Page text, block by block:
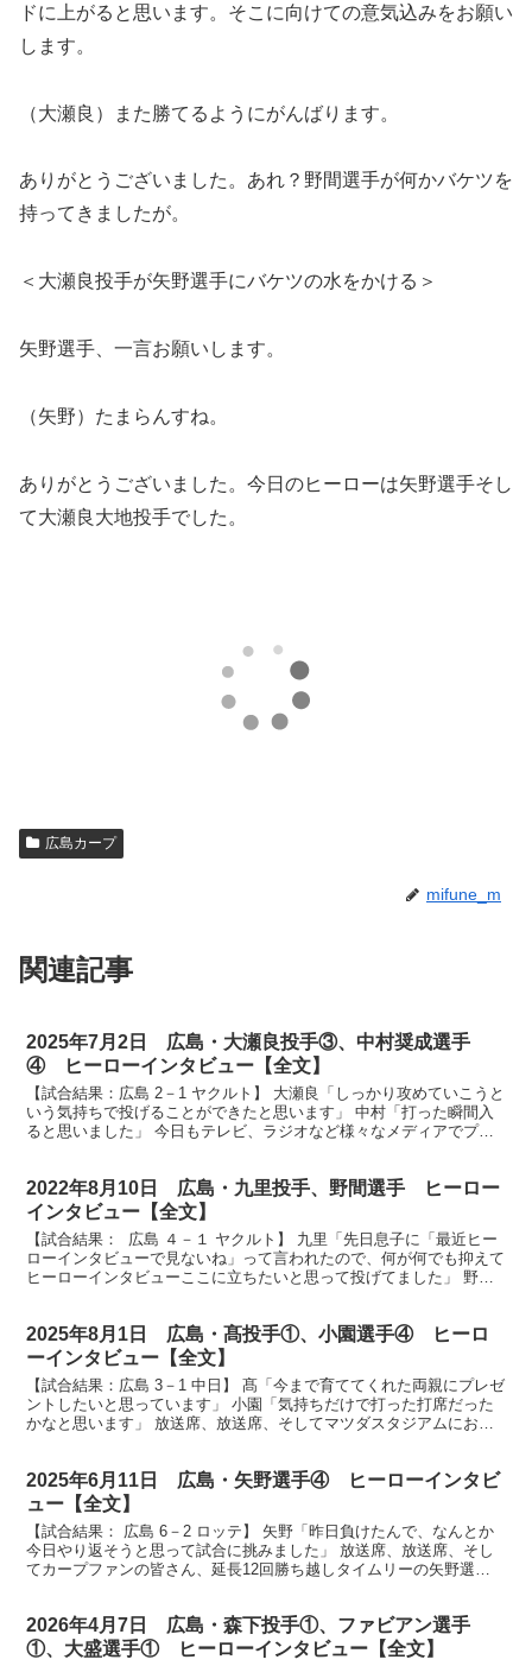
ドに上がると思います。そこに向けての意気込みをお願い
します。
（大瀬良）また勝てるようにがんばります。
ありがとうございました。あれ？野間選手が何かバケツを
持ってきましたが。
＜大瀬良投手が矢野選手にバケツの水をかける＞
矢野選手、一言お願いします。
（矢野）たまらんすね。
ありがとうございました。今日のヒーローは矢野選手そし
て大瀬良大地投手でした。
広島カープ
mifune_m
関連記事
2025年7月2日 広島・大瀬良投手③、中村奨成選手
④ ヒーローインタビュー【全文】
【試合結果：広島 2－1 ヤクルト】 大瀬良「しっかり攻めていこうと
いう気持ちで投げることができたと思います」 中村「打った瞬間入
ると思いました」 今日もテレビ、ラジオなど様々なメディアでプロ
2022年8月10日 広島・九里投手、野間選手 ヒーロー
インタビュー【全文】
【試合結果： 広島 ４－１ ヤクルト】 九里「先日息子に「最近ヒー
ローインタビューで見ないね」って言われたので、何が何でも抑えて
ヒーローインタビューここに立ちたいと思って投げてました」 野間
2025年8月1日 広島・髙投手①、小園選手④ ヒーロ
ーインタビュー【全文】
【試合結果：広島 3－1 中日】 髙「今まで育ててくれた両親にプレゼ
ントしたいと思っています」 小園「気持ちだけで打った打席だった
かなと思います」 放送席、放送席、そしてマツダスタジアムにお集
2025年6月11日 広島・矢野選手④ ヒーローインタビ
ュー【全文】
【試合結果： 広島 6－2 ロッテ】 矢野「昨日負けたんで、なんとか
今日やり返そうと思って試合に挑みました」 放送席、放送席、そし
てカープファンの皆さん、延長12回勝ち越しタイムリーの矢野選手
2026年4月7日 広島・森下投手①、ファビアン選手
①、大盛選手① ヒーローインタビュー【全文】